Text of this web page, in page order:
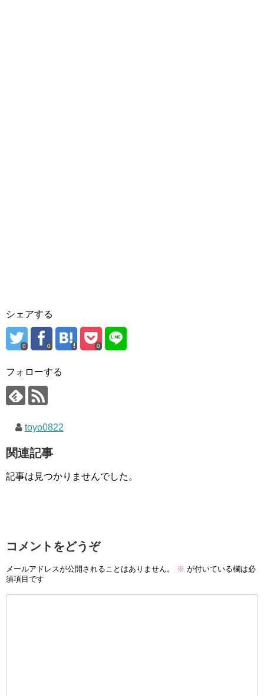
シェアする
0 0 0
フォローする
toyo0822
関連記事
記事は見つかりませんでした。
コメントをどうぞ
メールアドレスが公開されることはありません。 ※ が付いている欄は必
須項目です